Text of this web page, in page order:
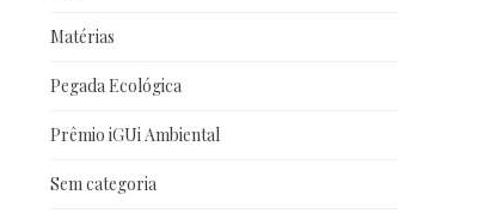
Matérias
Pegada Ecológica
Prêmio iGUi Ambiental
Sem categoria